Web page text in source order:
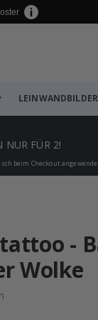
LEINWANDBILDER
NUR FÜR 2!
beim Checkout
-
Wolke